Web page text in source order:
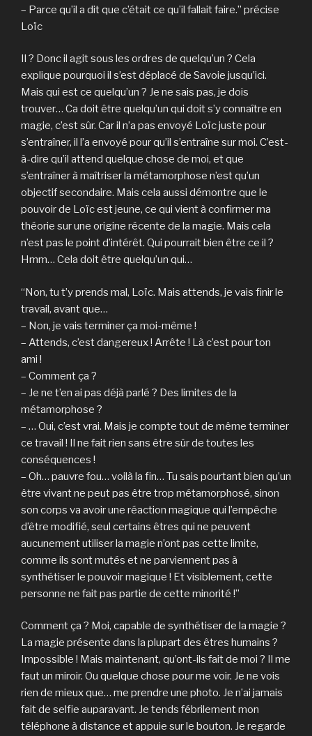
– Parce qu’il a dit que c’était ce qu’il fallait faire.” précise
Loïc
Il ? Donc il agit sous les ordres de quelqu’un ? Cela
explique pourquoi il s’est déplacé de Savoie jusqu’ici.
Mais qui est ce quelqu’un ? Je ne sais pas, je dois
trouver… Ca doit être quelqu’un qui doit s’y connaître en
magie, c’est sûr. Car il n’a pas envoyé Loïc juste pour
s’entraîner, il l’a envoyé pour qu’il s’entraîne sur moi. C’est-
à-dire qu’il attend quelque chose de moi, et que
s’entraîner à maîtriser la métamorphose n’est qu’un
objectif secondaire. Mais cela aussi démontre que le
pouvoir de Loïc est jeune, ce qui vient à confirmer ma
théorie sur une origine récente de la magie. Mais cela
n’est pas le point d’intérêt. Qui pourrait bien être ce il ?
Hmm… Cela doit être quelqu’un qui…
“Non, tu t’y prends mal, Loïc. Mais attends, je vais finir le
travail, avant que…
– Non, je vais terminer ça moi-même !
– Attends, c’est dangereux ! Arrête ! Là c’est pour ton
ami !
– Comment ça ?
– Je ne t’en ai pas déjà parlé ? Des limites de la
métamorphose ?
– … Oui, c’est vrai. Mais je compte tout de même terminer
ce travail ! Il ne fait rien sans être sûr de toutes les
conséquences !
– Oh… pauvre fou… voilà la fin… Tu sais pourtant bien qu’un
être vivant ne peut pas être trop métamorphosé, sinon
son corps va avoir une réaction magique qui l’empêche
d’être modifié, seul certains êtres qui ne peuvent
aucunement utiliser la magie n’ont pas cette limite,
comme ils sont mutés et ne parviennent pas à
synthétiser le pouvoir magique ! Et visiblement, cette
personne ne fait pas partie de cette minorité !”
Comment ça ? Moi, capable de synthétiser de la magie ?
La magie présente dans la plupart des êtres humains ?
Impossible ! Mais maintenant, qu’ont-ils fait de moi ? Il me
faut un miroir. Ou quelque chose pour me voir. Je ne vois
rien de mieux que… me prendre une photo. Je n’ai jamais
fait de selfie auparavant. Je tends fébrilement mon
téléphone à distance et appuie sur le bouton. Je regarde